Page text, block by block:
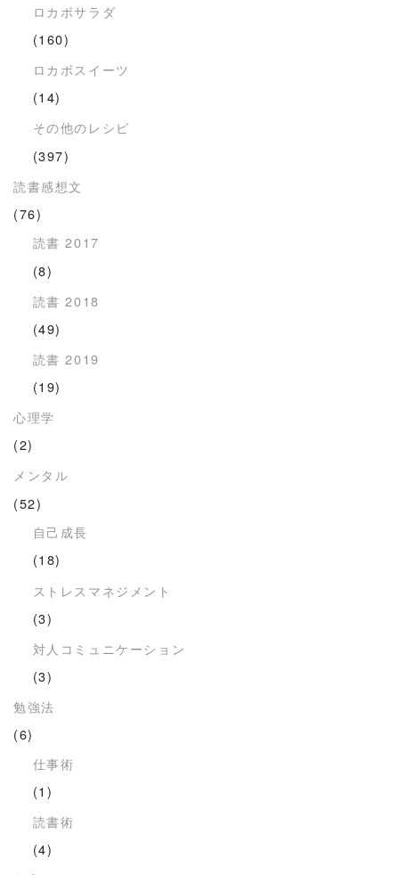
ロカボサラダ
(160)
ロカボスイーツ
(14)
その他のレシピ
(397)
読書感想文
(76)
読書 2017
(8)
読書 2018
(49)
読書 2019
(19)
心理学
(2)
メンタル
(52)
自己成長
(18)
ストレスマネジメント
(3)
対人コミュニケーション
(3)
勉強法
(6)
仕事術
(1)
読書術
(4)